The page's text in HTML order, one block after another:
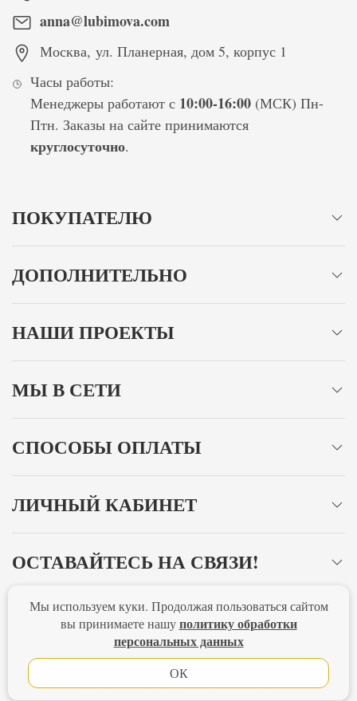
anna@lubimova.com
Москва, ул. Планерная, дом 5, корпус 1
Часы работы:
Менеджеры работают с 10:00-16:00(МСК) Пн-
Птн. Заказы на сайте принимаются
круглосуточно.
ПОКУПАТЕЛЮ
ДОПОЛНИТЕЛЬНО
НАШИ ПРОЕКТЫ
МЫ В СЕТИ
СПОСОБЫ ОПЛАТЫ
ЛИЧНЫЙ КАБИНЕТ
ОСТАВАЙТЕСЬ НА СВЯЗИ!
Главная Политика конфиденциальности
Оферта
Новости
Lubimova.com. Все права защищены.
Мы используем куки. Продолжая пользоваться сайтом
вы принимаете нашуполитику обработки
персональных данных
ОК